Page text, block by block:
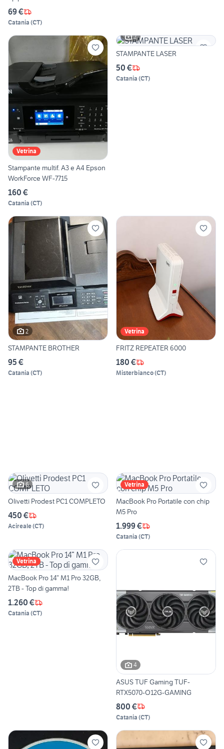
69 €
Catania (CT)
Vetrina
Stampante multif. A3 e A4 Epson
WorkForce WF-7715
160 €
Catania (CT)
2
STAMPANTE LASER
50 €
Catania (CT)
2
STAMPANTE BROTHER
95 €
Catania (CT)
Vetrina
FRITZ REPEATER 6000
180 €
Misterbianco(CT)
6
Olivetti Prodest PC1 COMPLETO
450 €
Acireale(CT)
Vetrina
MacBook Pro Portatile con chip
M5 Pro
1.999 €
Catania (CT)
Vetrina
MacBook Pro 14” M1 Pro 32GB,
2TB - Top di gamma!
1.260 €
Catania (CT)
4
ASUS TUF Gaming TUF-
RTX5070-O12G-GAMING
800 €
Catania (CT)